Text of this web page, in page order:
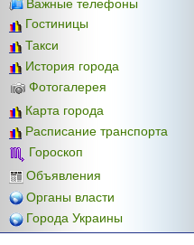
Важные телефоны
Гостиницы
Такси
История города
Фотогалерея
Карта города
Расписание транспорта
Гороскоп
Объявления
Органы власти
Города Украины